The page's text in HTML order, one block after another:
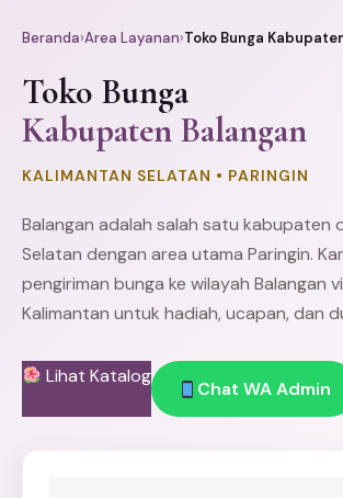
Beranda›Area Layanan›Toko Bunga
Toko Bunga
Kabupaten Balangan
KALIMANTAN SELATAN • PARINGIN
Balangan adalah salah satu kabupaten
Selatan dengan area utama Paringin.
pengiriman bunga ke wilayah Balangan
Kalimantan untuk hadiah, ucapan, dan
Lihat Katalog
Chat WA Admin